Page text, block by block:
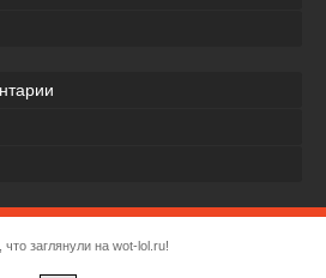
заглянули на wot-lol.ru!